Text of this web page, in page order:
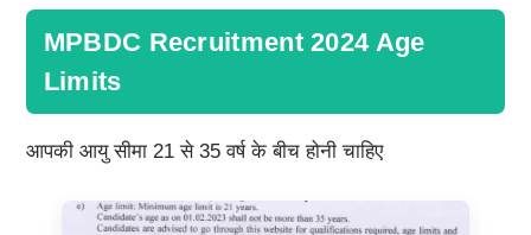
MPBDC Recruitment 2024 Age
Limits
आपकी आयु सीमा 21 से 35 वर्ष के बीच होनी चाहिए